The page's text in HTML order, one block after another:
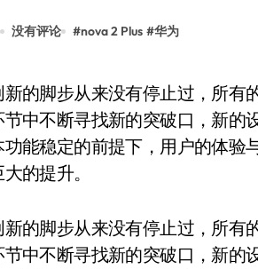
没有评论 #nova 2 Plus #华为
中不断寻找新的突破口，新的
能稳定的前提下，用户的体验
的提升。
的脚步从来没有停止过，所有
中不断寻找新的突破口，新的